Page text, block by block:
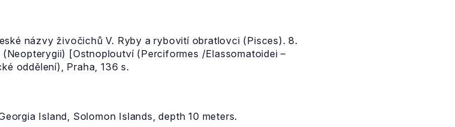
názvy živočichů V. Ryby a rybovití obratlovci (Pisces). 8.
[Ostnoploutví (Perciformes /Elassomatoidei –
oddělení), Praha, 136 s.
Island, Solomon Islands, depth 10 meters.